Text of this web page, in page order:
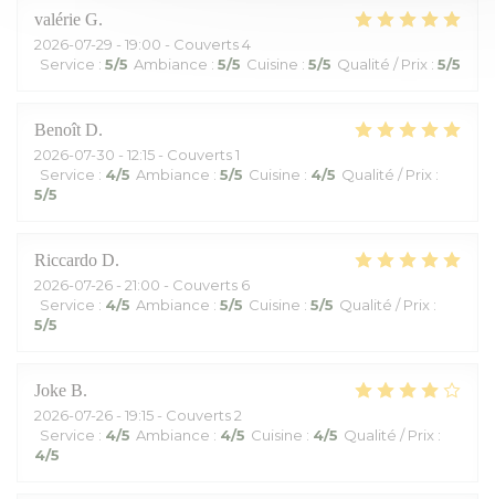
valérie G
2026-07-29 - 19:00 - Couverts 4
Service : 5/5 Ambiance : 5/5 Cuisine : 5/5 Qualité / Prix : 5/5
Benoît D
2026-07-30 - 12:15 - Couverts 1
Service : 4/5 Ambiance : 5/5 Cuisine : 4/5 Qualité / Prix :
5/5
Riccardo D
2026-07-26 - 21:00 - Couverts 6
Service : 4/5 Ambiance : 5/5 Cuisine : 5/5 Qualité / Prix :
5/5
Joke B
2026-07-26 - 19:15 - Couverts 2
Service : 4/5 Ambiance : 4/5 Cuisine : 4/5 Qualité / Prix :
4/5